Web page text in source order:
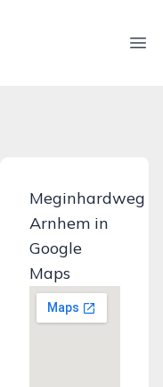
Meginhardweg
Arnhem in
Google
Maps